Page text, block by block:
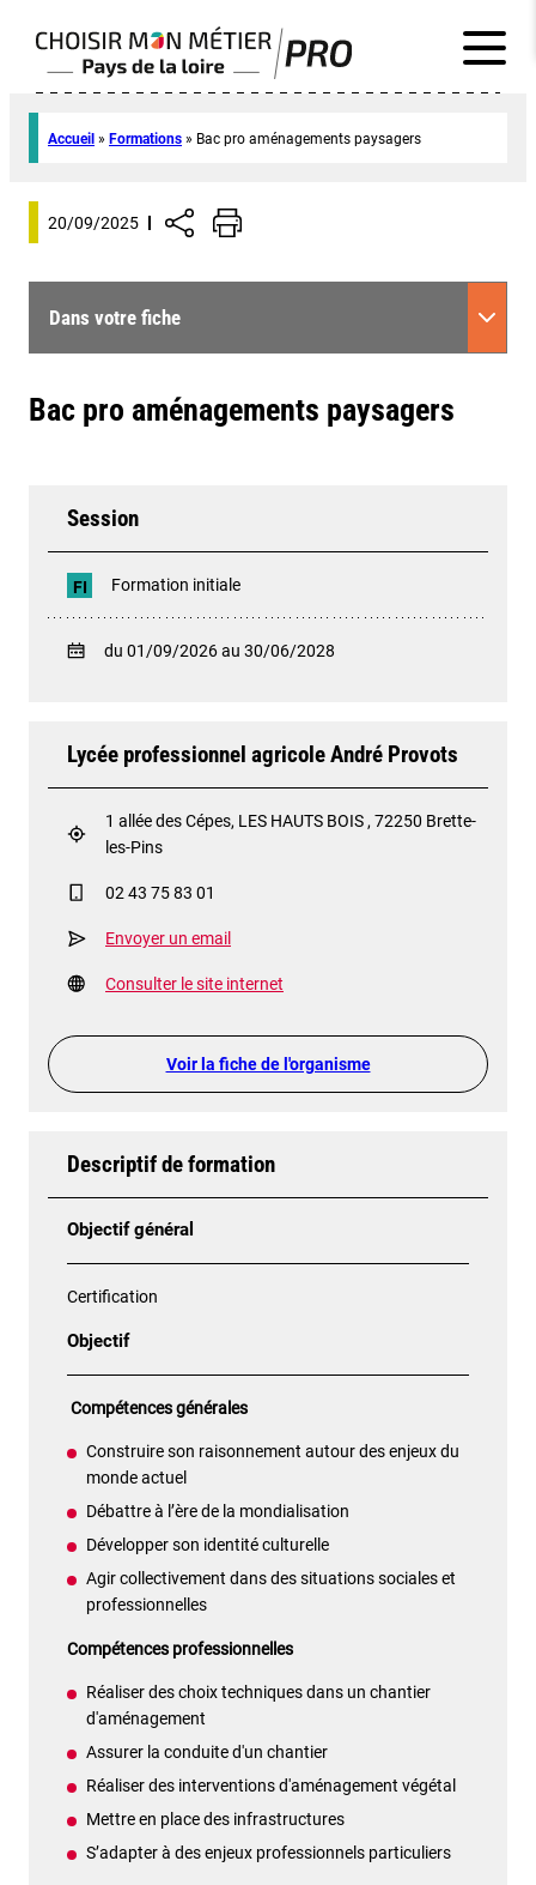
Accueil » Formations » Bac pro aménagements paysagers
20/09/2025
Dans votre fiche
Bac pro aménagements paysagers
Session
FI Formation initiale
du 01/09/2026 au 30/06/2028
Lycée professionnel agricole André Provots
1 allée des Cépes, LES HAUTS BOIS , 72250 Brette-
les-Pins
02 43 75 83 01
Envoyer un email
Consulter le site internet
Voir la fiche de l'organisme
Descriptif de formation
Objectif général
Certification
Objectif
Compétences générales
Construire son raisonnement autour des enjeux du
monde actuel
Débattre à l’ère de la mondialisation
Développer son identité culturelle
Agir collectivement dans des situations sociales et
professionnelles
Compétences professionnelles
Réaliser des choix techniques dans un chantier
d'aménagement
Assurer la conduite d'un chantier
Réaliser des interventions d'aménagement végétal
Mettre en place des infrastructures
S’adapter à des enjeux professionnels particuliers